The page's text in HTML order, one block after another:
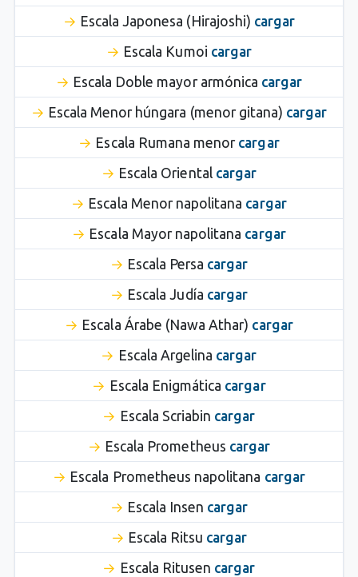
Escala Japonesa (Hirajoshi) cargar
Escala Kumoi cargar
Escala Doble mayor armónica cargar
Escala Menor húngara (menor gitana) cargar
Escala Rumana menor cargar
Escala Oriental cargar
Escala Menor napolitana cargar
Escala Mayor napolitana cargar
Escala Persa cargar
Escala Judía cargar
Escala Árabe (Nawa Athar) cargar
Escala Argelina cargar
Escala Enigmática cargar
Escala Scriabin cargar
Escala Prometheus cargar
Escala Prometheus napolitana cargar
Escala Insen cargar
Escala Ritsu cargar
Escala Ritusen cargar